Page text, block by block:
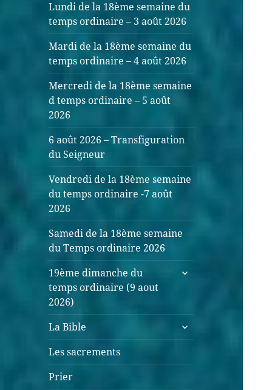
menu
Lundi de la 18ème semaine du
temps ordinaire – 3 août 2026
Mardi de la 18ème semaine du
temps ordinaire – 4 août 2026
Mercredi de la 18ème semaine
d temps ordinaire – 5 août
2026
6 août 2026 – Transfiguration
du Seigneur
Vendredi de la 18ème semaine
du temps ordinaire -7 août
2026
Samedi de la 18ème semaine
du Temps ordinaire 2026
19ème dimanche du
temps ordinaire (9 aout
2026)
ouvrir
La Bible
ouvrir
le
menu
Les sacrements
Prier